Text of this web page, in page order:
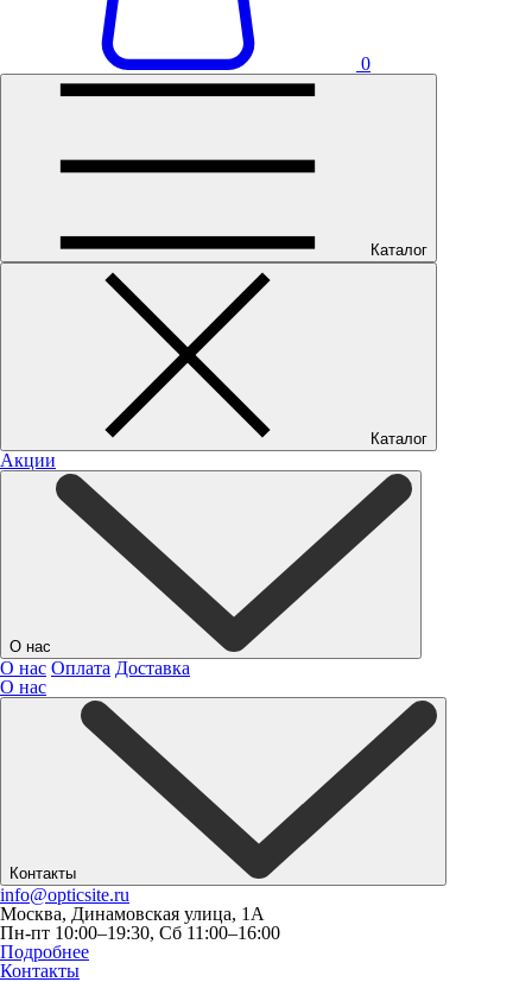
0
Каталог
Каталог
Акции
О нас
О нас Оплата Доставка
О нас
Контакты
info@opticsite.ru
Москва, Динамовская улица, 1А
Пн-пт 10:00–19:30, Сб 11:00–16:00
Подробнее
Контакты